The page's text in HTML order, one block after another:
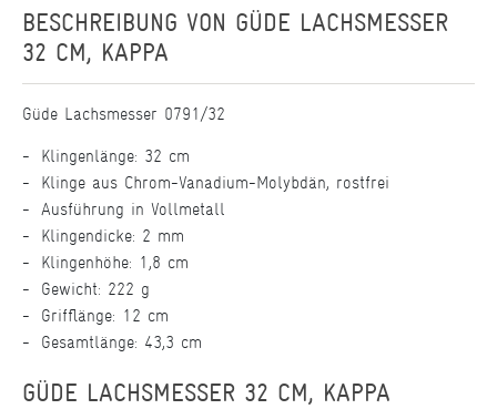
BESCHREIBUNG VON GÜDE LACHSMESSER
32 CM, KAPPA
Güde Lachsmesser 0791/32
Klingenlänge: 32 cm
Klinge aus Chrom-Vanadium-Molybdän, rostfrei
Ausführung in Vollmetall
Klingendicke: 2 mm
Klingenhöhe: 1,8 cm
Gewicht: 222 g
Grifflänge: 12 cm
Gesamtlänge: 43,3 cm
GÜDE LACHSMESSER 32 CM, KAPPA